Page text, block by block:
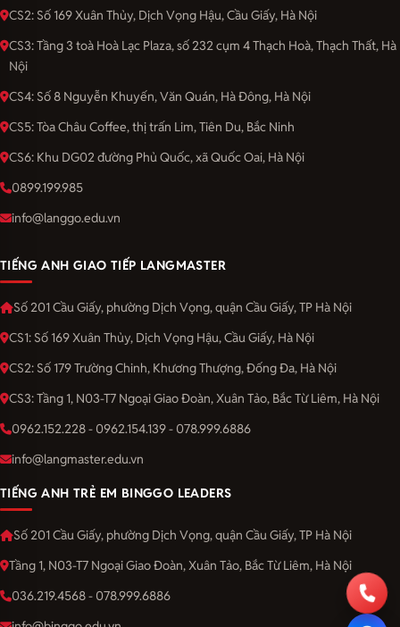
CS2: Số 169 Xuân Thủy, Dịch Vọng Hậu, Cầu Giấy, Hà Nội
CS3: Tầng 3 toà Hoà Lạc Plaza, số 232 cụm 4 Thạch Hoà, Thạch Thất, Hà
Nội
CS4: Số 8 Nguyễn Khuyến, Văn Quán, Hà Đông, Hà Nội
CS5: Tòa Châu Coffee, thị trấn Lim, Tiên Du, Bắc Ninh
CS6: Khu DG02 đường Phủ Quốc, xã Quốc Oai, Hà Nội
0899.199.985
info@langgo.edu.vn
TIẾNG ANH GIAO TIẾP LANGMASTER
Số 201 Cầu Giấy, phường Dịch Vọng, quận Cầu Giấy, TP Hà Nội
CS1: Số 169 Xuân Thủy, Dịch Vọng Hậu, Cầu Giấy, Hà Nội
CS2: Số 179 Trường Chinh, Khương Thượng, Đống Đa, Hà Nội
CS3: Tầng 1, N03-T7 Ngoại Giao Đoàn, Xuân Tảo, Bắc Từ Liêm, Hà Nội
0962.152.228 - 0962.154.139 - 078.999.6886
info@langmaster.edu.vn
TIẾNG ANH TRẺ EM BINGGO LEADERS
Số 201 Cầu Giấy, phường Dịch Vọng, quận Cầu Giấy, TP Hà Nội
Tầng 1, N03-T7 Ngoại Giao Đoàn, Xuân Tảo, Bắc Từ Liêm, Hà Nội
036.219.4568 - 078.999.6886